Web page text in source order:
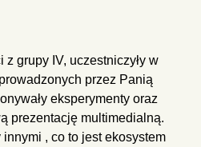
grupy IV, uczestniczyły w
przez Panią
eksperymenty oraz
prezentację multimedialną.
, co to jest ekosystem